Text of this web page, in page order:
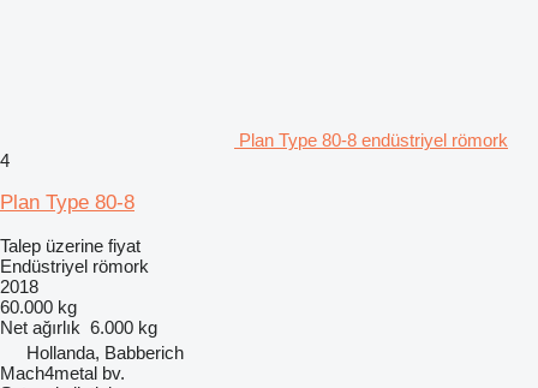
Plan Type 80-8 endüstriyel römork
4
Plan Type 80-8
Talep üzerine fiyat
Endüstriyel römork
2018
60.000 kg
Net ağırlık 6.000 kg
Hollanda, Babberich
Mach4metal bv.